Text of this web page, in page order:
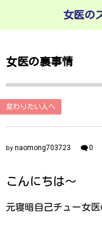
女医の
女医の裏事情
変わりたい人へ
by naomong703723 0
こんにちは〜
元寝暗自己チュー女